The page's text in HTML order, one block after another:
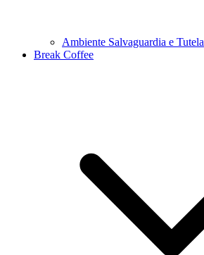
Ambiente Salvaguardia e Tutela
Break Coffee